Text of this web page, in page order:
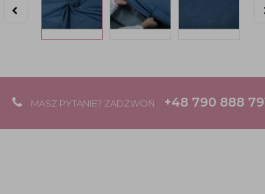
MASZ PYTANIE? ZADZWOŃ +48 790 888